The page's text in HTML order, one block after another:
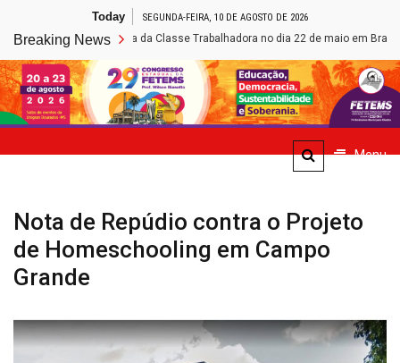
content
Today SEGUNDA-FEIRA, 10 DE AGOSTO DE 2026
Breaking News
participa da Marcha da Classe Trabalhadora no dia 22 de maio em Brasília
Menu
Nota de Repúdio contra o Projeto
de Homeschooling em Campo
Grande